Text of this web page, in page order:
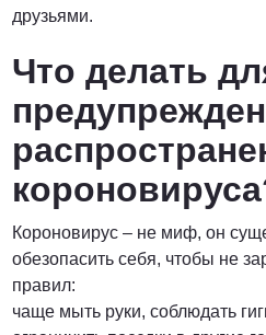
друзьями.
Что делать
Короновирус – не миф, он
обезопасить себя, чтобы не
правил:
чаще мыть руки, соблюдать